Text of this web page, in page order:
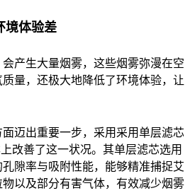
境体验差
产生大量烟雾，这些烟雾弥漫在空
量，还极大地降低了环境体验，让
迈出重要一步，采用采用单层滤芯
改善了这一状况。其单层滤芯选用
隙率与吸附性能，能够精准捕捉艾
以及部分有害气体，有效减少烟雾